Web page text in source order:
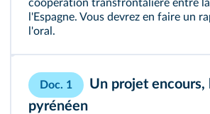
coopération transfrontalière entre
l'Espagne. Vous devrez en faire un
l'oral.
Doc. 1
Un projet encours,
pyrénéen